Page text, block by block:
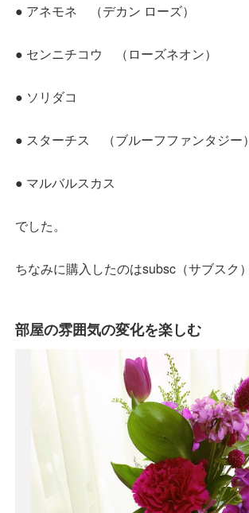
● アネモネ （デカン ローズ）
● センニチコウ （ローズネオン）
● ソリダコ
● スターチス （ブルーフファンタジー）
● マルバルスカス
でした。
ちなみに購入したのはsubsc（サブスク
部屋の雰囲気の変化を楽しむ